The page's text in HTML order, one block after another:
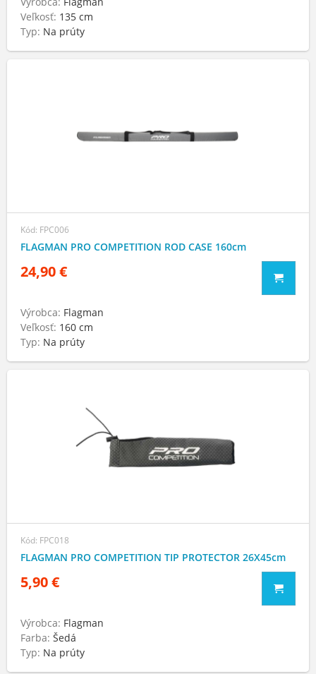
Veľkosť: 135 cm
Typ: Na prúty
Kód: FPC006
FLAGMAN PRO COMPETITION ROD CASE 160cm
24,90 €
Výrobca: Flagman
Veľkosť: 160 cm
Typ: Na prúty
Kód: FPC018
FLAGMAN PRO COMPETITION TIP PROTECTOR 26X45cm
5,90 €
Výrobca: Flagman
Farba: Šedá
Typ: Na prúty